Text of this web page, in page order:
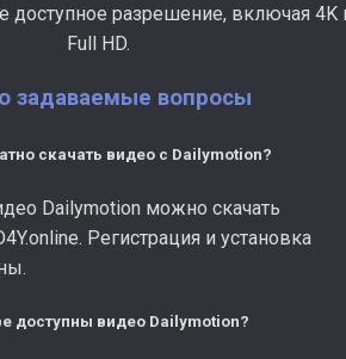
доступное разрешение, включая 4K
Full HD.
задаваемые вопросы
скачать видео с Dailymotion?
Dailymotion можно скачать
Регистрация и установка
доступны видео Dailymotion?